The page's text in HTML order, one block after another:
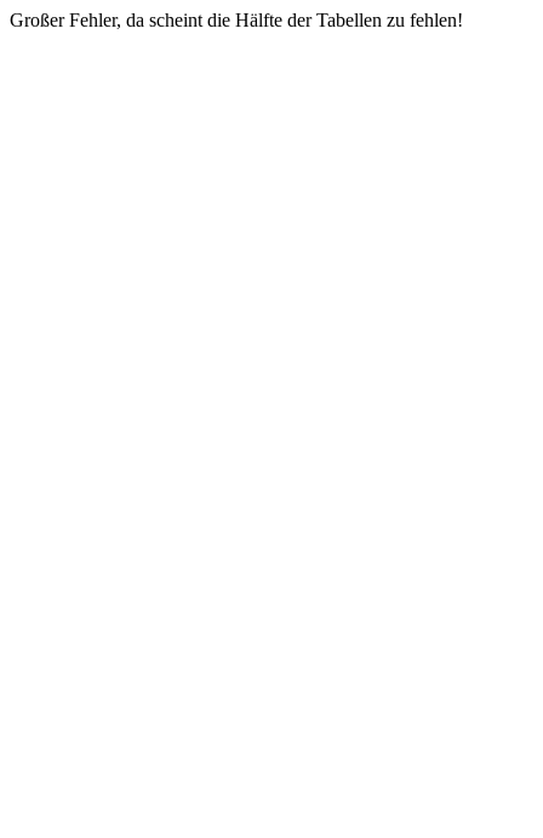
Großer Fehler, da scheint die Hälfte der Tabellen zu fehlen!